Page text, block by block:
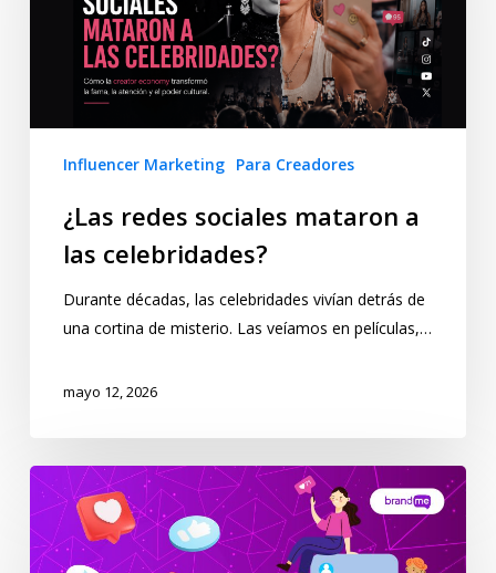
Influencer Marketing Para Creadores
¿Las redes sociales mataron a
las celebridades?
Durante décadas, las celebridades vivían detrás de
una cortina de misterio. Las veíamos en películas,…
mayo 12, 2026